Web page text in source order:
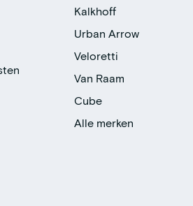
Kalkhoff
Urban Arrow
Veloretti
Van Raam
Cube
Alle merken